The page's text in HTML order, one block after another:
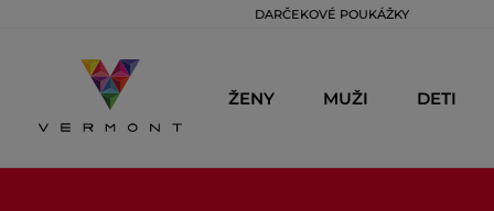
DARČEKOVÉ POUKÁŽKY
ŽENY MUŽI DETI